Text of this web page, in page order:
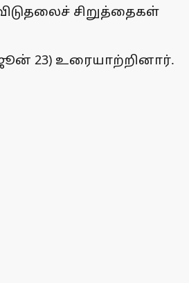
சிறுத்தைகள்
23) உரையாற்றினார்.